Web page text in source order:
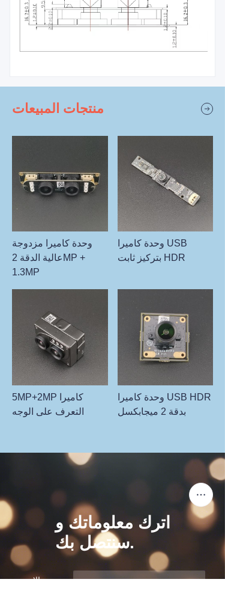
منتجات المبيعات
وحدة كاميرا مزدوجة
عالية الدقة 2MP +
1.3MP
وحدة كاميرا USB
بتركيز ثابت HDR
5MP+2MP كاميرا
التعرف على الوجه
وحدة كاميرا USB HDR
بدقة 2 ميجابكسل
اترك معلوماتك و
سنتصل بك.
الاسم
AR